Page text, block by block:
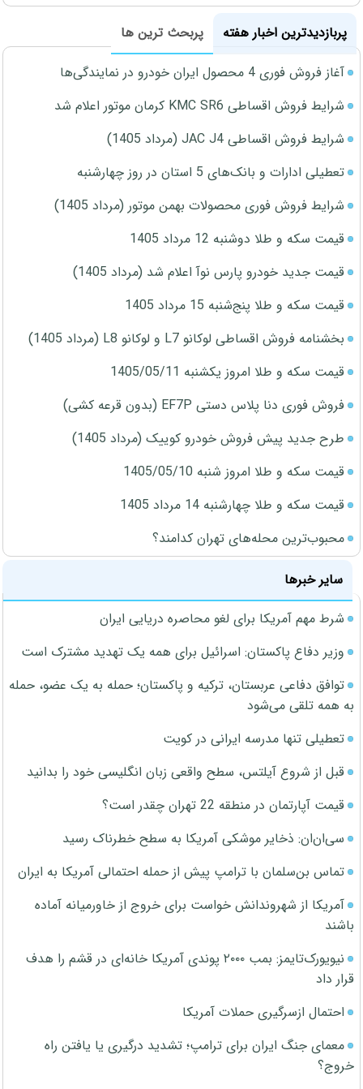
پربازدیدترین اخبار هفته
پربحث ترین ها
آغاز فروش فوری 4 محصول ایران خودرو در نمایندگی‌ها
شرایط فروش اقساطی KMC SR6 کرمان موتور اعلام شد
شرایط فروش اقساطی JAC J4 (مرداد 1405)
تعطیلی ادارات و بانک‌های 5 استان در روز چهارشنبه
شرایط فروش فوری محصولات بهمن موتور (مرداد 1405)
قیمت سکه و طلا دوشنبه 12 مرداد 1405
قیمت جدید خودرو پارس نوآ اعلام شد (مرداد 1405)
قیمت سکه و طلا پنج‌شنبه 15 مرداد 1405
بخشنامه فروش اقساطی لوکانو L7 و لوکانو L8 (مرداد 1405)
قیمت سکه و طلا امروز یکشنبه 1405/05/11
فروش فوری دنا پلاس دستی EF7P (بدون قرعه کشی)
طرح جدید پیش فروش خودرو کوییک (مرداد 1405)
قیمت سکه و طلا امروز شنبه 1405/05/10
قیمت سکه و طلا چهارشنبه 14 مرداد 1405
محبوب‌ترین محله‌های تهران کدامند؟
سایر خبرها
شرط مهم آمریکا برای لغو محاصره دریایی ایران
وزیر دفاع پاکستان: اسرائیل برای همه یک تهدید مشترک است
توافق دفاعی عربستان، ترکیه و پاکستان؛ حمله به یک عضو، حمله
به همه تلقی می‌شود
تعطیلی تنها مدرسه ایرانی در کویت
قبل از شروع آیلتس، سطح واقعی زبان انگلیسی خود را بدانید
قیمت آپارتمان در منطقه 22 تهران چقدر است؟
سی‌ان‌ان: ذخایر موشکی آمریکا به سطح خطرناک رسید
تماس بن‌سلمان با ترامپ پیش از حمله احتمالی آمریکا به ایران
آمریکا از شهروندانش خواست برای خروج از خاورمیانه آماده
باشند
نیویورک‌تایمز: بمب ۲۰۰۰ پوندی آمریکا خانه‌ای در قشم را هدف
قرار داد
احتمال ازسرگیری حملات آمریکا
معمای جنگ ایران برای ترامپ؛ تشدید درگیری یا یافتن راه
خروج؟